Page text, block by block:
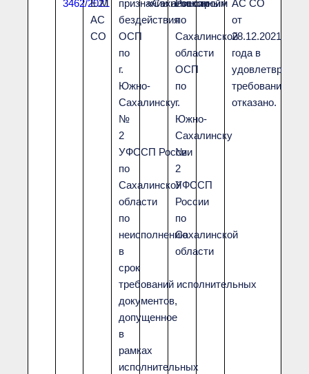
3462/2021
Е.М
АС
СО
признании незаконным
бездействия
ОСП
по
г.
Южно-
Сахалинску
№
2
УФССП России
по
Сахалинской
области
по
неисполнению
в
срок
требований исполнительных
документов,
допущенное
в
рамках
исполнительных
«Сахалинстрой»
России
по
Сахалинской
области
ОСП
по
г.
Южно-
Сахалинску
№
2
УФССП
России
по
Сахалинской
области
АС СО
от
28.12.2021
года в
удовлетврении
требований
отказано.